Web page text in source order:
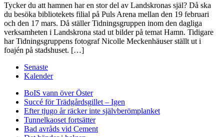
Tycker du att hamnen har en stor del av Landskronas själ? Då ska
du besöka bibliotekets filial på Puls Arena mellan den 19 februari
och den 17 mars. Då ställer Tidningsgruppen inom den dagliga
verksamheten i Landskrona stad ut bilder på temat Hamn. Tidigare
har Tidningsgruppens fotograf Nicolle Meckenhäuser ställt ut i
foajén på stadshuset. […]
Senaste
Kalender
BoIS vann över Öster
Succé för Trädgårdsgillet – Igen
Efter tjugo år räcker inte självberömplanket
Tunnelkaoset fortsätter
Bad avråds vid Cement